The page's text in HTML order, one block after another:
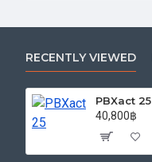
RECENTLY VIEWED
PBXact 25
40,800฿